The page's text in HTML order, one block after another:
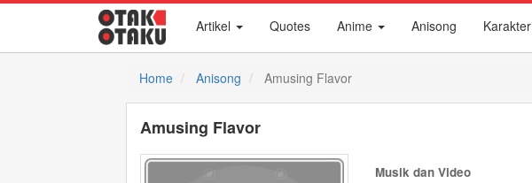
Artikel Quotes Anime Anisong Karakter
Home Anisong Amusing Flavor
Amusing Flavor
Musik dan Video